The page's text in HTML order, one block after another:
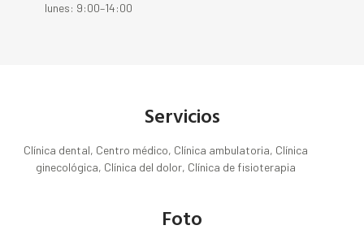
lunes: 9:00–14:00
Servicios
Clínica dental, Centro médico, Clínica ambulatoria, Clínica
ginecológica, Clínica del dolor, Clínica de fisioterapia
Foto